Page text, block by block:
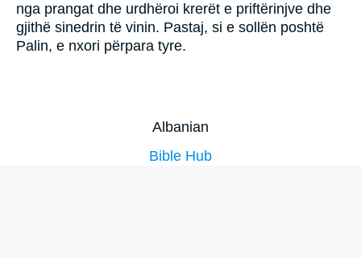
nga prangat dhe urdhëroi krerët e priftërinjve dhe
gjithë sinedrin të vinin. Pastaj, si e sollën poshtë
Palin, e nxori përpara tyre.
Albanian
Bible Hub